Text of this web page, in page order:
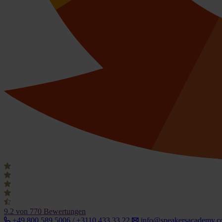
9.2 von 770 Bewertungen
+49 800 589 5006 / +3110 433 33 22